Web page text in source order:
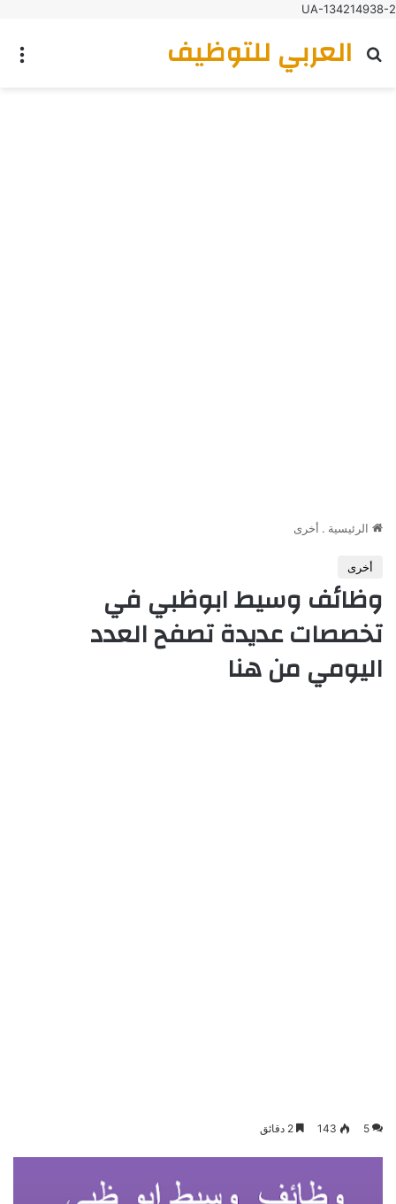
UA-134214938-2
العربي للتوظيف
بحث عن
الرئيسية . أخرى
أخرى
وظائف وسيط ابوظبي في
تخصصات عديدة تصفح العدد
اليومي من هنا
5
143